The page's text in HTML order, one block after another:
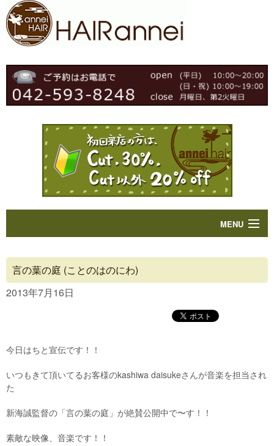
MENU
Concept
Blog
Contact
言の葉の庭 (ことのはのにわ)
2013年7月16日
今日はちと宣伝です！！
いつもきて頂いてるお客様のkashiwa daisukeさんが音楽を担当され
た
新海誠監督の「言の葉の庭」が絶賛公開中で〜す！！
素敵な映像、音楽です！！